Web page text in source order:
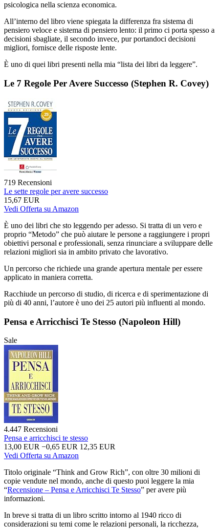
psicologica nella scienza economica.
All’interno del libro viene spiegata la differenza fra sistema di
pensiero veloce e sistema di pensiero lento: il primo ci porta spesso a
decisioni sbagliate, il secondo invece, pur portandoci decisioni
migliori, fornisce delle risposte lente.
È uno di quei libri presenti nella mia “lista dei libri da leggere”.
Le 7 Regole Per Avere Successo (Stephen R. Covey)
719 Recensioni
Le sette regole per avere successo
15,67 EUR
Vedi Offerta su Amazon
È uno dei libri che sto leggendo per adesso. Si tratta di un vero e
proprio “Metodo” che può aiutare le persone a raggiungere i propri
obiettivi personal e professionali, senza rinunciare a sviluppare delle
relazioni migliori sia in ambito privato che lavorativo.
Un percorso che richiede una grande apertura mentale per essere
applicato in maniera corretta.
Racchiude un percorso di studio, di ricerca e di sperimentazione di
più di 40 anni, l’autore è uno dei 25 autori più influenti al mondo.
Pensa e Arricchisci Te Stesso (Napoleon Hill)
Sale
4.447 Recensioni
Pensa e arricchisci te stesso
13,00 EUR −0,65 EUR 12,35 EUR
Vedi Offerta su Amazon
Titolo originale “Think and Grow Rich”, con oltre 30 milioni di
copie vendute nel mondo, anche di questo puoi leggere la mia
“Recensione – Pensa e Arricchisci Te Stesso” per avere più
informazioni.
In breve si tratta di un libro scritto intorno al 1940 ricco di
considerazioni su temi come le relazioni personali, la ricchezza,